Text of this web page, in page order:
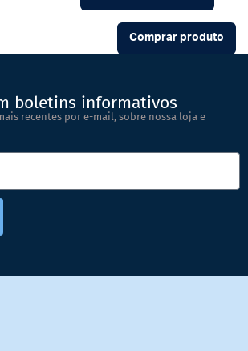
Comprar produto
boletins informativos
recentes por e-mail, sobre nossa loja e